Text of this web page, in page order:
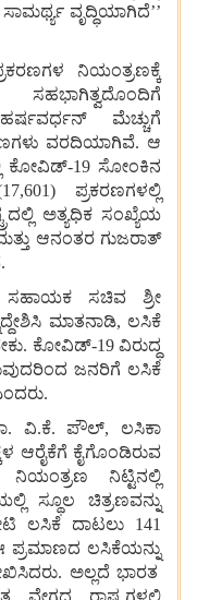
ಸಾಮರ್ಥ್ಯ ವೃದ್ಧಿಯಾಗಿದೆ’’
ನಿಯಂತ್ರಣಕ್ಕೆ
ಸಹಭಾಗಿತ್ವದೊಂದಿಗೆ
ಹರ್ಷವರ್ಧನ್
ಮೆಚ್ಚುಗೆ
ವರದಿಯಾಗಿವೆ. ಆ
ಕೋವಿಡ್-19 ಸೋಂಕಿನ
ಪ್ರಕರಣಗಳಲ್ಲಿ
ಅತ್ಯಧಿಕ ಸಂಖ್ಯೆಯ
ಆನಂತರ ಗುಜರಾತ್
.
ಸಹಾಯಕ ಸಚಿವ
ಶ್ರೀ
ಮಾತನಾಡಿ,ಲಸಿಕೆ
. ಕೋವಿಡ್-19 ವಿರುದ್ಧ
ಜನರಿಗೆ ಲಸಿಕೆ
.
. ವಿ.ಕೆ. ಪೌಲ್,ಲಸಿಕಾ
ಆರೈಕೆಗೆ ಕೈಗೊಂಡಿರುವ
ನಿಯಂತ್ರಣ
ನಿಟ್ಟಿನಲ್ಲಿ
ಸ್ಥೂಲ
ಚಿತ್ರಣವನ್ನು
ಲಸಿಕೆ ದಾಟಲು141
ಪ್ರಮಾಣದ ಲಸಿಕೆಯನ್ನು
. ಅಲ್ಲದೆ ಭಾರತ
ವೇಗದ
ರಾಷ್ಟ್ರಗಳಲ್ಲಿ